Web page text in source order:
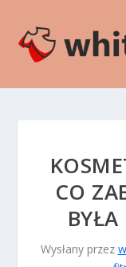
CO
Wysłany przez